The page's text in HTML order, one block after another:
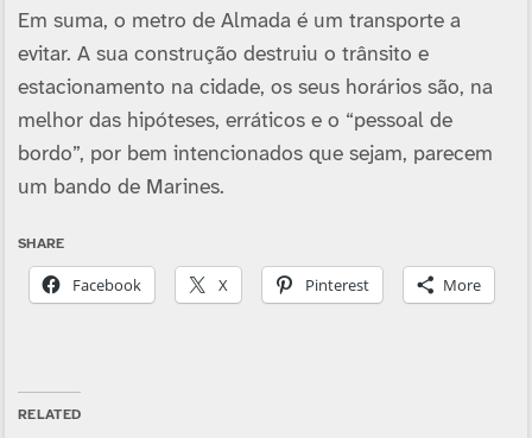
Em suma, o metro de Almada é um transporte a
evitar. A sua construção destruiu o trânsito e
estacionamento na cidade, os seus horários são, na
melhor das hipóteses, erráticos e o “pessoal de
bordo”, por bem intencionados que sejam, parecem
um bando de Marines.
SHARE
Facebook X Pinterest More
RELATED